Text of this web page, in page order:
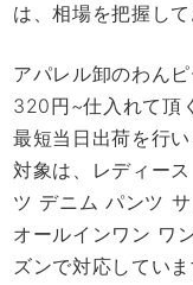
は、相場を把握して
アパレル卸のわん
320円~仕入れて頂
最短当日出荷を行
対象は、レディー
ツ デニム パンツ
オールインワン ワ
ズンで対応してい